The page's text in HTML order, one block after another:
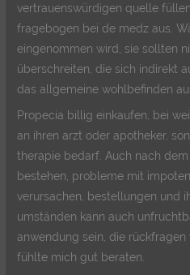
vertrauenswürdigen quelle
fragebogen bei de medz aus.
eingenommen wird, sie sollten
überschreiten, die sich indirekt
das allgemeine wohlbefinden
Propecia billig einkaufen, bei
an ihren arzt oder apotheker,
therapie bedarf. Auch nach
bestehen, probleme mit
verursachen, bestellungen und
umständen kann auch
anwendung sein, die
fühlte mich gut beraten.